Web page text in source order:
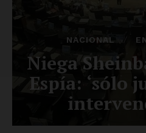
Del